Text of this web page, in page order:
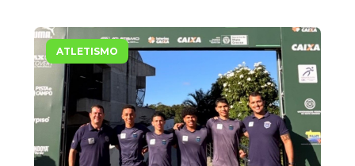
ATLETISMO